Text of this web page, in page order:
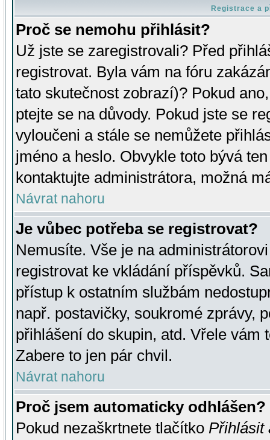
Registrace a
Proč se nemohu přihlásit?
Už jste se zaregistrovali? Před
registrovat. Byla vám na fóru
tato skutečnost zobrazí)? Pokud
ptejte se na důvody. Pokud jste se
vyloučeni a stále se nemůžete
jméno a heslo. Obvykle toto bývá
kontaktujte administrátora, možná
Návrat nahoru
Je vůbec potřeba se registrovat?
Nemusíte. Vše je na
registrovat ke vkládání příspěvků.
přístup k ostatním službám
např. postavičky, soukromé zprávy,
přihlášení do skupin, atd. Vřele vám
Zabere to jen pár chvil.
Návrat nahoru
Proč jsem automaticky odhlášen?
Pokud nezaškrtnete tlačítko Přihlásit